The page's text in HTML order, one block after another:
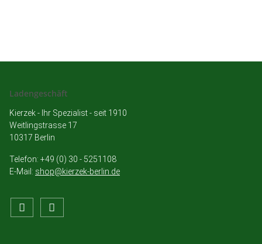
Ladengeschäft
Kierzek - Ihr Spezialist - seit 1910
Weitlingstrasse 17
10317 Berlin
Telefon: +49 (0) 30 - 5251108
E-Mail: shop@kierzek-berlin.de